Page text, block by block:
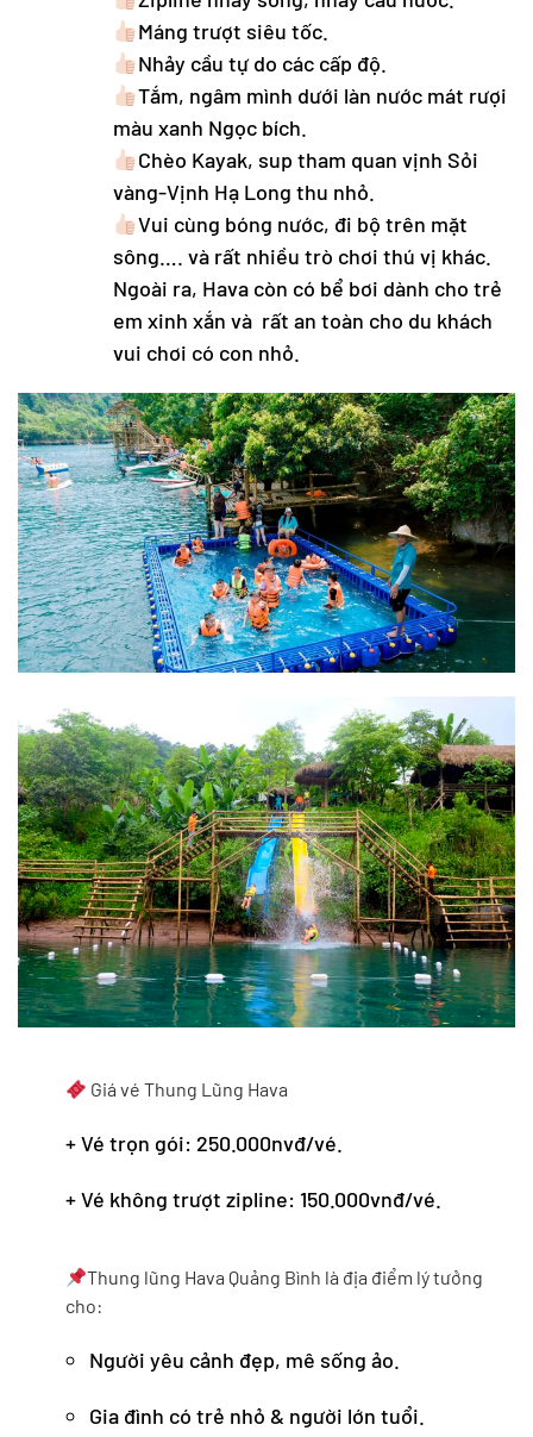
Máng trượt siêu tốc.
Nhảy cầu tự do các cấp độ.
Tắm, ngâm mình dưới làn nước mát rượi
màu xanh Ngọc bích.
Chèo Kayak, sup tham quan vịnh Sỏi
vàng-Vịnh Hạ Long thu nhỏ.
Vui cùng bóng nước, đi bộ trên mặt
sông…. và rất nhiều trò chơi thú vị khác.
Ngoài ra, Hava còn có bể bơi dành cho trẻ
em xinh xắn và rất an toàn cho du khách
vui chơi có con nhỏ.
Giá vé Thung Lũng Hava
+ Vé trọn gói: 250.000nvđ/vé.
+ Vé không trượt zipline: 150.000vnđ/vé.
Thung lũng Hava Quảng Bình là địa điểm lý tưởng
cho:
Người yêu cảnh đẹp, mê sống ảo.
Gia đình có trẻ nhỏ & người lớn tuổi.